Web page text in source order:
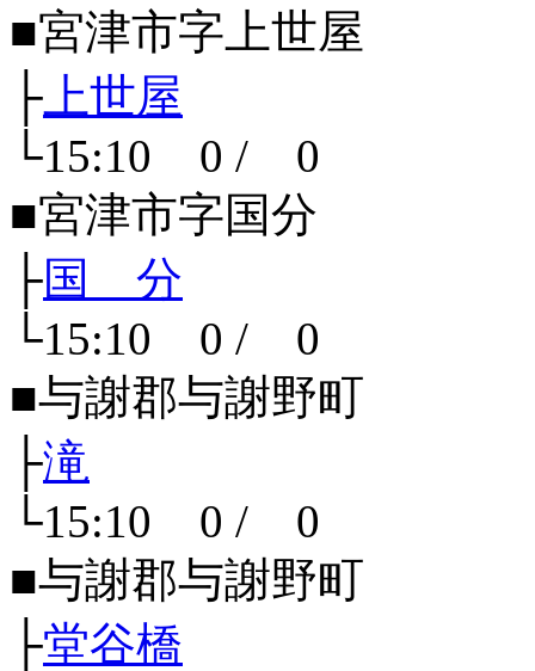
■宮津市字上世屋
├ 上世屋
└15:10 0 / 0
■宮津市字国分
├国 分
└15:10 0 / 0
■与謝郡与謝野町
├滝
└15:10 0 / 0
■与謝郡与謝野町
├堂谷橋